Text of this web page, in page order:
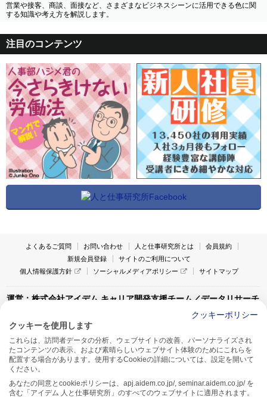
営業や接客、商談、面接など、さまざまなビジネスシーンに活用できる色に関
する知識や考え方を解説します。
注目のコンテンツ
よくあるご質問 お問い合わせ 人と仕事研究所とは
会員規約
新規会員登録
サイトのご利用について
個人情報保護方針
ソーシャルメディアポリシー サイトマップ
運営：株式会社アイデム キャリア開発支援チーム／データリサーチ
〒160-0022 東京都新宿区新宿1-4-10
アイデム本社ビル TEL:03-5269-6020
〒550-0005 大阪府大阪市西区西本町1-13-43
アイデム西本町ビル7F TEL:06-7662-2800
クッキーポリシー
クッキーを使用します
これらは、訪問者データの分析、ウェブサイトの改善、パーソナライズされ
たコンテンツの表示、および素晴らしいウェブサイト体験のためにこれらを
配置する場合があります。使用するCookieの詳細については、設定を開いて
ください。
あなたの同意とcookieポリシーは、apj.aidem.co.jp/, seminar.aidem.co.jp/ を
含む「アイデム 人と仕事研究所」のすべてのウェブサイトに適用されます。